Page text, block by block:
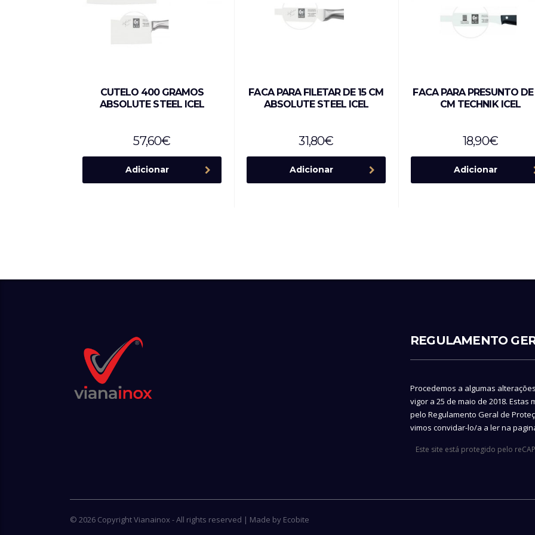
CUTELO 400 GRAMOS
ABSOLUTE STEEL ICEL
57,60€
Adicionar
FACA PARA FILETAR DE 15 CM
ABSOLUTE STEEL ICEL
31,80€
Adicionar
FACA PARA PRESUNTO
CM TECHNIK ICEL
18,90€
Adicionar
REGULAMENTO
Procedemos a algumas
vigor a 25 de maio de 2018.
pelo Regulamento Geral de
vimos convidar-lo/a a ler na
Este site está protegido pelo
© 2026 Copyright Vianainox - All rights reserved | Made by Ecobite